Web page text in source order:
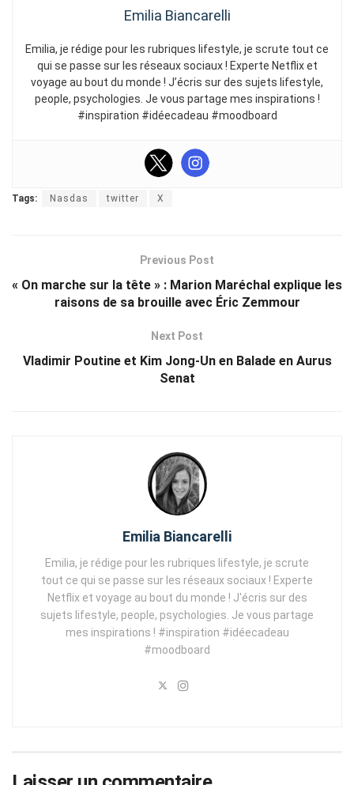
Emilia Biancarelli
Emilia, je rédige pour les rubriques lifestyle, je scrute tout ce
qui se passe sur les réseaux sociaux ! Experte Netflix et
voyage au bout du monde ! J’écris sur des sujets lifestyle,
people, psychologies. Je vous partage mes inspirations !
#inspiration #idéecadeau #moodboard
Tags: Nasdas twitter X
Previous Post
« On marche sur la tête » : Marion Maréchal explique les
raisons de sa brouille avec Éric Zemmour
Next Post
Vladimir Poutine et Kim Jong-Un en Balade en Aurus
Senat
Emilia Biancarelli
Emilia, je rédige pour les rubriques lifestyle, je scrute
tout ce qui se passe sur les réseaux sociaux ! Experte
Netflix et voyage au bout du monde ! J'écris sur des
sujets lifestyle, people, psychologies. Je vous partage
mes inspirations ! #inspiration #idéecadeau
#moodboard